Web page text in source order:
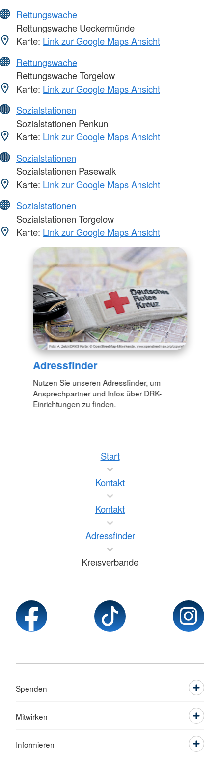
Rettungswache
Rettungswache Ueckermünde
Karte: Link zur Google Maps Ansicht
Rettungswache
Rettungswache Torgelow
Karte: Link zur Google Maps Ansicht
Sozialstationen
Sozialstationen Penkun
Karte: Link zur Google Maps Ansicht
Sozialstationen
Sozialstationen Pasewalk
Karte: Link zur Google Maps Ansicht
Sozialstationen
Sozialstationen Torgelow
Karte: Link zur Google Maps Ansicht
Adressfinder
Nutzen Sie unseren Adressfinder, um
Ansprechpartner und Infos über DRK-
Einrichtungen zu finden.
Start
Kontakt
Kontakt
Adressfinder
Kreisverbände
Spenden
Mitwirken
Informieren